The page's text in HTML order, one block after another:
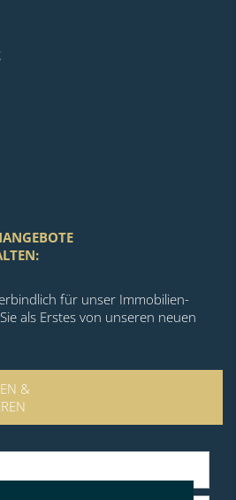
für unser Immobilien-
als Erstes von unseren neuen
&